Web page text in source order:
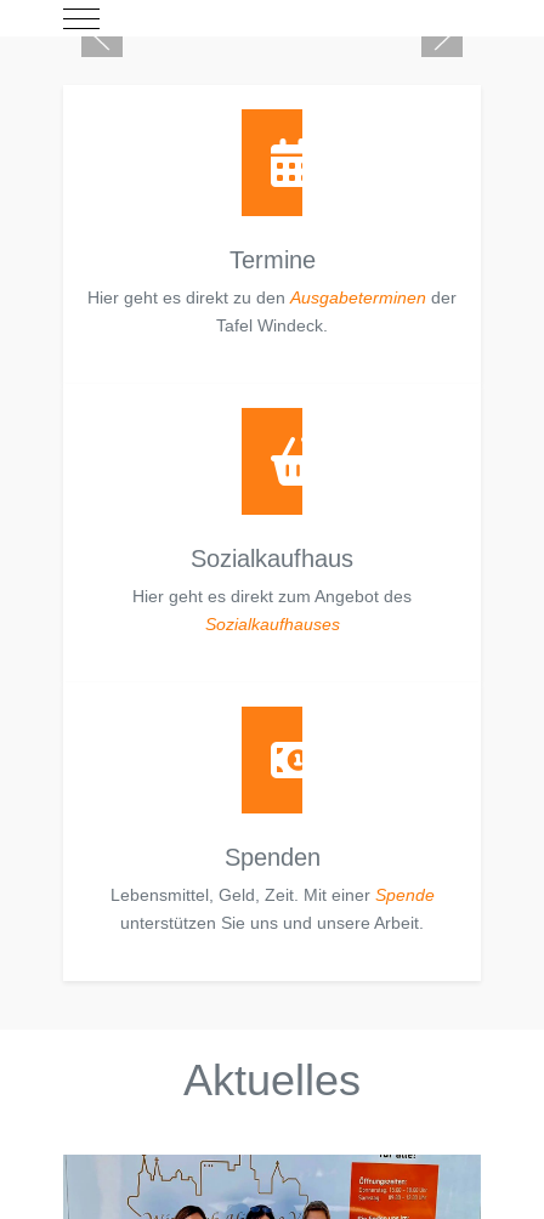
Mobile Menu Toggle
Termine
Hier geht es direkt zu den Ausgabeterminen der
Tafel Windeck.
Sozialkaufhaus
Hier geht es direkt zum Angebot des
Sozialkaufhauses
Spenden
Lebensmittel, Geld, Zeit. Mit einer Spende
unterstützen Sie uns und unsere Arbeit.
Aktuelles